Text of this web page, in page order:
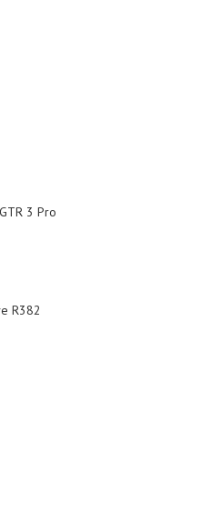
3 Pro
R382